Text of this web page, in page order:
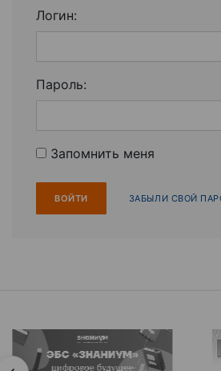
Логин:
Пароль:
Запомнить меня
ЗАБЫЛИ СВОЙ